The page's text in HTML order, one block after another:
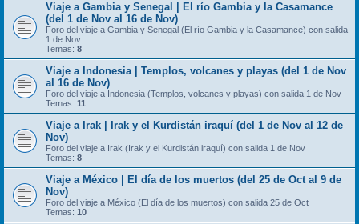
Viaje a Gambia y Senegal | El río Gambia y la Casamance
(del 1 de Nov al 16 de Nov)
Foro del viaje a Gambia y Senegal (El río Gambia y la Casamance) con salida
1 de Nov
Temas: 8
Viaje a Indonesia | Templos, volcanes y playas (del 1 de Nov
al 16 de Nov)
Foro del viaje a Indonesia (Templos, volcanes y playas) con salida 1 de Nov
Temas: 11
Viaje a Irak | Irak y el Kurdistán iraquí (del 1 de Nov al 12 de
Nov)
Foro del viaje a Irak (Irak y el Kurdistán iraquí) con salida 1 de Nov
Temas: 8
Viaje a México | El día de los muertos (del 25 de Oct al 9 de
Nov)
Foro del viaje a México (El día de los muertos) con salida 25 de Oct
Temas: 10